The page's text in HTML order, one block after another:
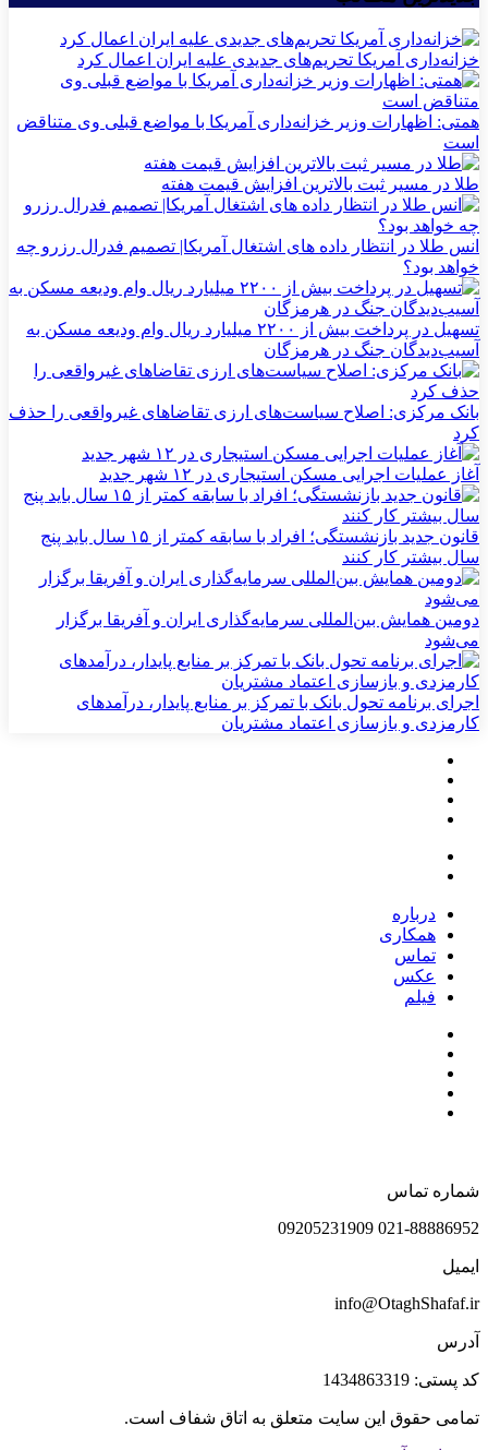
خزانه‌داری آمریکا تحریم‌های جدیدی علیه ایران اعمال کرد
همتی: اظهارات وزیر خزانه‌داری آمریکا با مواضع قبلی وی متناقض
است
طلا در مسیر ثبت بالاترین افزایش قیمت هفته
انس طلا در انتظار داده های اشتغال آمریکا| تصمیم فدرال رزرو چه
خواهد بود؟
تسهیل در پرداخت بیش از ۲۲۰۰ میلیارد ریال وام ودیعه مسکن به
آسیب‌دیدگان جنگ در هرمزگان
بانک مرکزی: اصلاح سیاست‌های ارزی تقاضاهای غیرواقعی را حذف
کرد
آغاز عملیات اجرایی مسکن استیجاری در ۱۲ شهر جدید
قانون جدید بازنشستگی؛ افراد با سابقه کمتر از ۱۵ سال باید پنج
سال بیشتر کار کنند
دومین همایش بین‌المللی سرمایه‌گذاری ایران و آفریقا برگزار
می‌شود
اجرای برنامه تحول بانک با تمرکز بر منابع پایدار، درآمدهای
کارمزدی و بازسازی اعتماد مشتریان
درباره
همکاری
تماس
عکس
فیلم
شماره تماس
021-88886952 09205231909
ایمیل
info@OtaghShafaf.ir
آدرس
کد پستی: 1434863319
تمامی حقوق این سایت متعلق به اتاق شفاف است.